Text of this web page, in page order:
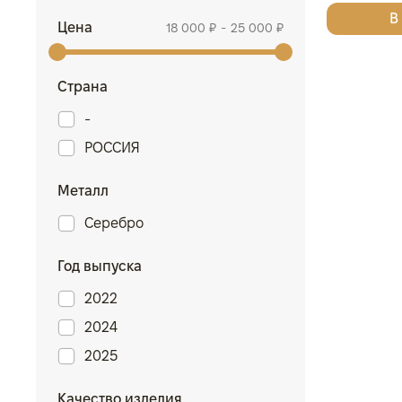
Цена 18 000 ₽ - 25 000 ₽
Страна
-
РОССИЯ
Металл
Серебро
Год выпуска
2022
2024
2025
Качество изделия